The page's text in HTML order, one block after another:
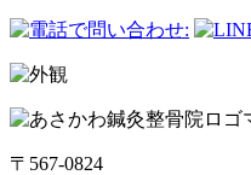
〒567-0824